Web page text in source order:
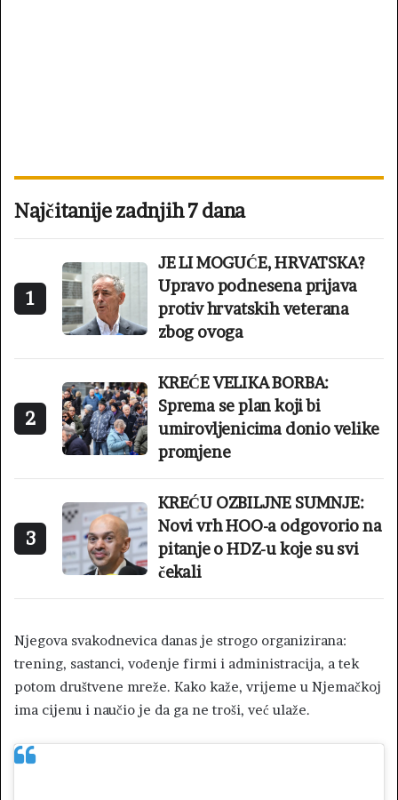
Najčitanije zadnjih 7 dana
1
JE LI MOGUĆE, HRVATSKA?
Upravo podnesena prijava
protiv hrvatskih veterana
zbog ovoga
2
KREĆE VELIKA BORBA:
Sprema se plan koji bi
umirovljenicima donio velike
promjene
3
KREĆU OZBILJNE SUMNJE:
Novi vrh HOO-a odgovorio na
pitanje o HDZ-u koje su svi
čekali
Njegova svakodnevica danas je strogo organizirana:
trening, sastanci, vođenje firmi i administracija, a tek
potom društvene mreže. Kako kaže, vrijeme u Njemačkoj
ima cijenu i naučio je da ga ne troši, već ulaže.